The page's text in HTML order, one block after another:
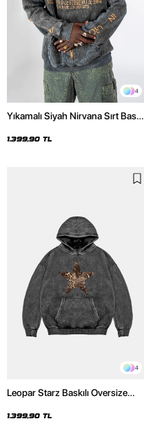
4
Yıkamalı Siyah Nirvana Sırt Baskılı
1.399,90 TL
4
Leopar Starz Baskılı Oversize
Hoodie
1.399,90 TL